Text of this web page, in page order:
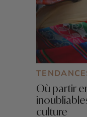
Où partir
culture